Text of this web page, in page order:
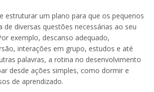
estruturar um plano para que os pequenos
de diversas questões necessárias ao seu
exemplo, descanso adequado,
interações em grupo, estudos e até
palavras, a rotina no desenvolvimento
desde ações simples, como dormir e
de aprendizado.